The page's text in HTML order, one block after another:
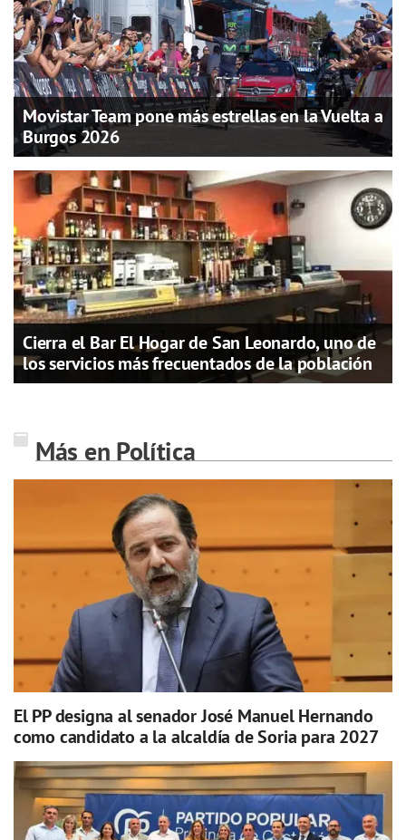
Movistar Team pone más estrellas en la Vuelta a
Burgos 2026
Cierra el Bar El Hogar de San Leonardo, uno de
los servicios más frecuentados de la población
Más en Política
El PP designa al senador José Manuel Hernando
como candidato a la alcaldía de Soria para 2027